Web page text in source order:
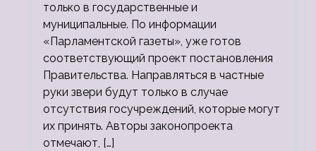
только в государственные и
муниципальные. По информации
«Парламентской газеты», уже готов
соответствующий проект постановления
Правительства. Направляться в частные
руки звери будут только в случае
отсутствия госучреждений, которые могут
их принять. Авторы законопроекта
отмечают, […]